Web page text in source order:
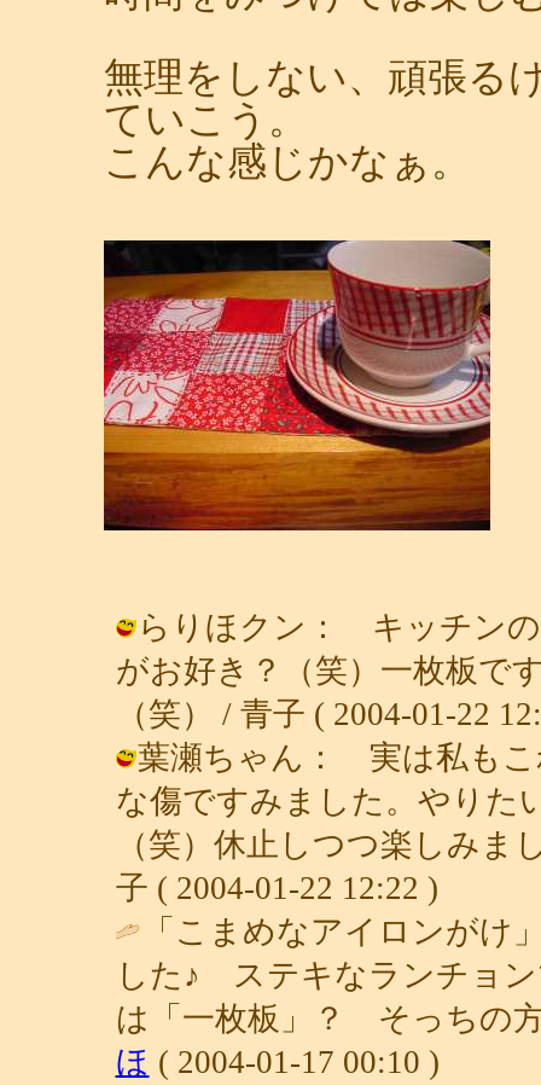
無理をしない、頑張る
ていこう。
こんな感じかなぁ。
らりほクン： キッチン
がお好き？（笑）一枚板で
（笑） / 青子 ( 2004-01-22
葉瀬ちゃん： 実は私もこ
な傷ですみました。やりた
（笑）休止しつつ楽しみ
子 ( 2004-01-22 12:22 )
「こまめなアイロンがけ
した♪ ステキなランチョ
は「一枚板」？ そっち
ほ ( 2004-01-17 00:10 )